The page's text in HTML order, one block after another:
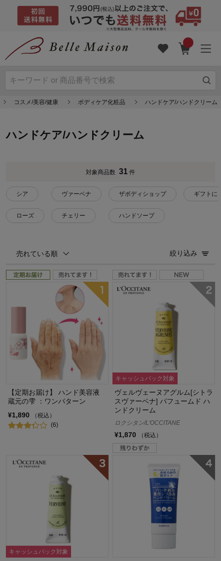
コスメ/美容/健康 ボディケア化粧品 ハンドケア/ハンドクリーム
ハンドケア/ハンドクリーム
対象商品数 31 件
シア
ローズ
ヴァーベナ
チェリー
ザボディショップ
ハンドソープ
ギフトに
売れている順 絞り込み
【定期お届け】 ハンド美容液
蔵元の雫 ：ワンパターン
¥1,890
（税込）
(6)
キャッシュバック対象
ヴェルヴェーヌアグルム[シトラ
スヴァーベナ] パフュームド ハ
ンドクリーム
ロクシタン/L'OCCITANE
¥1,870 （税込）
キャッシュバック対象